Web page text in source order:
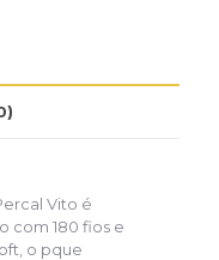
Vito é
com 180 fios e
o pque